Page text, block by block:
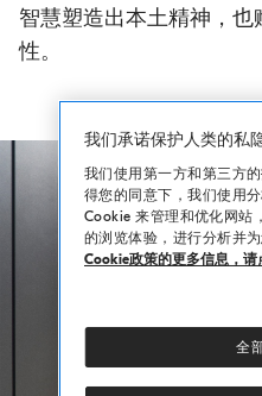
智慧塑造出本土精神，
性。
我们承诺保护人类的私
我们使用第一方和第三方
得您的同意下，我们使用
Cookie 来管理和优化网站
的浏览体验，进行分析并
Cookie政策的更多信息，请
全